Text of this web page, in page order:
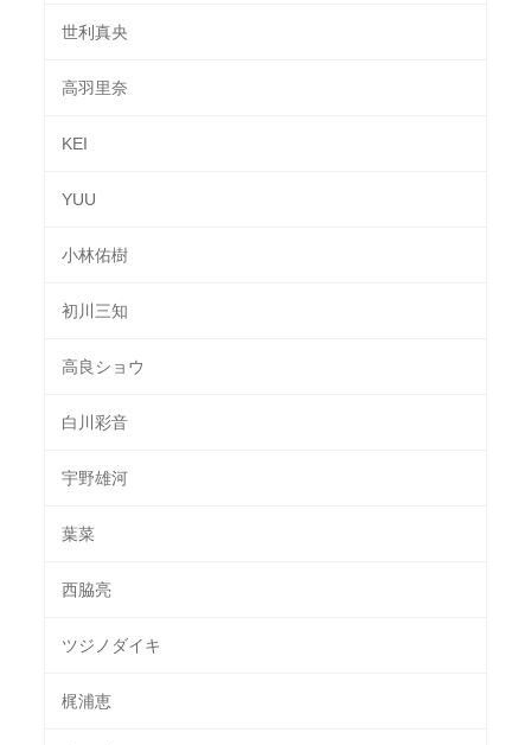
世利真央
高羽里奈
KEI
YUU
小林佑樹
初川三知
高良ショウ
白川彩音
宇野雄河
葉菜
西脇亮
ツジノダイキ
梶浦恵